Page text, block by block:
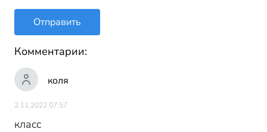
Отправить
Комментарии:
коля
2.11.2022 07:57
класс